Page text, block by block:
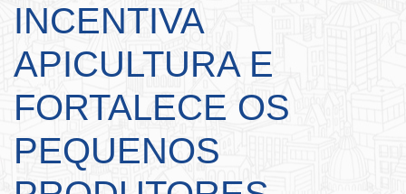
INCENTIVA
APICULTURA E
FORTALECE OS
PEQUENOS